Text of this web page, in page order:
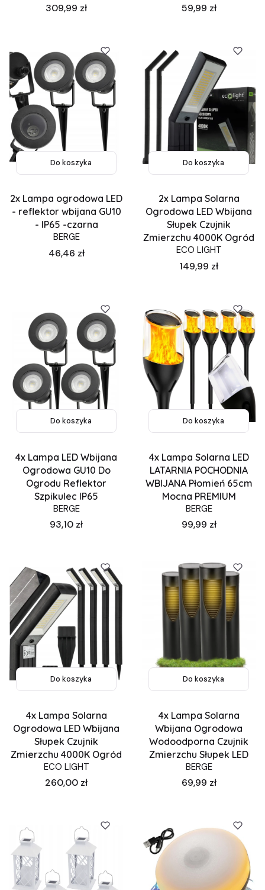
Cena
309,99 zł Cena
59,99 zł
Do koszyka
2x Lampa ogrodowa LED
- reflektor wbijana GU10
- IP65 -czarna
BERGE
Cena
46,46 zł
Do koszyka
2x Lampa Solarna
Ogrodowa LED Wbijana
Słupek Czujnik
Zmierzchu 4000K Ogród
ECO LIGHT
Cena
149,99 zł
Do koszyka
4x Lampa LED Wbijana
Ogrodowa GU10 Do
Ogrodu Reflektor
Szpikulec IP65
BERGE
Cena
93,10 zł
Do koszyka
4x Lampa Solarna LED
LATARNIA POCHODNIA
WBIJANA Płomień 65cm
Mocna PREMIUM
BERGE
Cena
99,99 zł
Do koszyka
4x Lampa Solarna
Ogrodowa LED Wbijana
Słupek Czujnik
Zmierzchu 4000K Ogród
ECO LIGHT
Cena
260,00 zł
Do koszyka
4x Lampa Solarna
Wbijana Ogrodowa
Wodoodporna Czujnik
Zmierzchu Słupek LED
BERGE
Cena
69,99 zł